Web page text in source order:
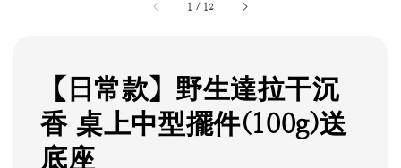
1 / 12
【日常款】野生達拉干沉
香 桌上中型擺件(100g)送
底座